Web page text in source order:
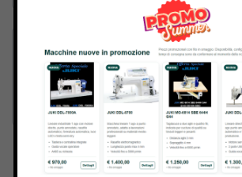
Inviando il messaggio confermo di
Termini e condizioni
del sito web